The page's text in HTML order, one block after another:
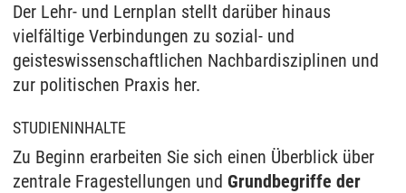
Der Lehr- und Lernplan stellt darüber hinaus
vielfältige Verbindungen zu sozial- und
geisteswissenschaftlichen Nachbardisziplinen und
zur politischen Praxis her.
STUDIENINHALTE
Zu Beginn erarbeiten Sie sich einen Überblick über
zentrale Fragestellungen und Grundbegriffe der